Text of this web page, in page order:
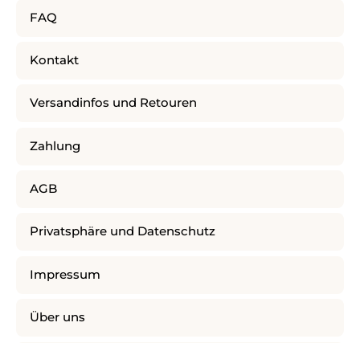
FAQ
Kontakt
Versandinfos und Retouren
Zahlung
AGB
Privatsphäre und Datenschutz
Impressum
Über uns